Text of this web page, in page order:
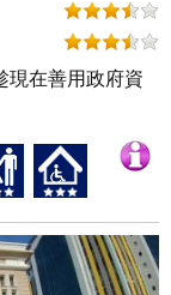
現在善用政府資